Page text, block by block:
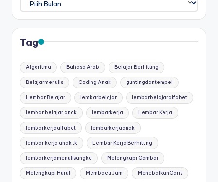
Tag
Algoritma Bahasa Arab Belajar Berhitung
Belajarmenulis Coding Anak guntingdantempel
Lembar Belajar lembarbelajar lembarbelajaralfabet
lembar belajar anak lembarkerja Lembar Kerja
lembarkerjaalfabet lembarkerjaanak
lembar kerja anak tk Lembar Kerja Berhitung
lembarkerjamenulisangka Melengkapi Gambar
Melengkapi Huruf Membaca Jam MenebalkanGaris